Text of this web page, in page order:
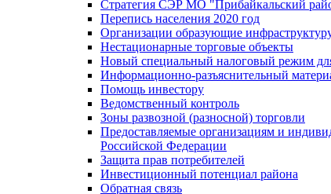
Стратегия СЭР МО "Прибайкальский
Перепись населения 2020 год
Организации образующие
Нестационарные торговые объекты
Новый специальный налоговый режим
Информационно-разъяснительный
Помощь инвестору
Ведомственный контроль
Зоны развозной (разносной) торговли
Предоставляемые организациям и
Российской Федерации
Защита прав потребителей
Инвестиционный потенциал района
Обратная связь